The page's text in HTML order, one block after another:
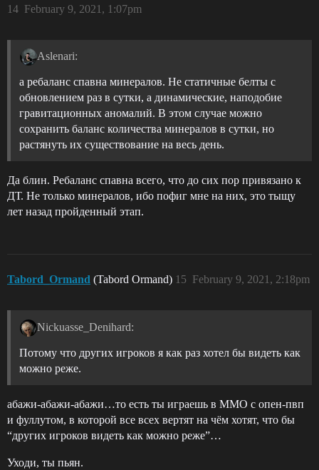
February 9, 2021, 1:07pm
14
Aslenari:
а ребаланс спавна минералов. Не статичные белты с
обновлением раз в сутки, а динамические, наподобие
гравитационных аномалий. В этом случае можно
сохранить баланс количества минералов в сутки, но
растянуть их существование на весь день.
Да блин. Ребаланс спавна всего, что до сих пор привязано к
ДТ. Не только минералов, ибо пофиг мне на них, это тыщу
лет назад пройденный этап.
Tabord_Ormand (Tabord Ormand) February 9, 2021, 2:18pm
15
Nickuasse_Denihard:
Потому что других игроков я как раз хотел бы видеть как
можно реже.
абажи-абажи-абажи…то есть ты играешь в ММО с опен-пвп
и фуллутом, в которой все всех вертят на чём хотят, что бы
“других игроков видеть как можно реже”…
Уходи, ты пьян.